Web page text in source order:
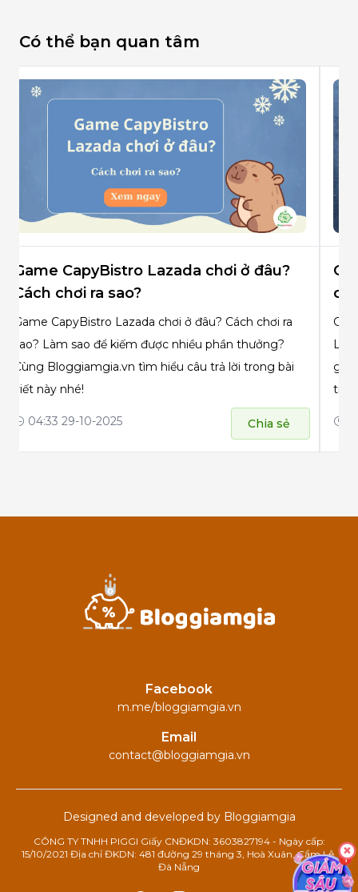
Có thể bạn quan tâm
Game Ludo Lazada chơi ở đâu? Cách
chơi thế nào?
Game Ludo Lazada chơi ở đâu? Cách chơi thế nào?
Làm sao để kiếm được nhiều Xu + LazRewards từ
game này? Cùng Bloggiamgia.vn tìm hiểu chi tiết
trong bài viết này nhé!
03:51 29-10-2025 Chia sẻ
này
Facebook
m.me/bloggiamgia.vn
Email
contact@bloggiamgia.vn
Designed and developed by Bloggiamgia
CÔNG TY TNHH PIGGI Giấy CNĐKDN: 3603827194 - Ngày cấp:
15/10/2021 Địa chỉ ĐKDN: 481 đường 29 tháng 3, Hoà Xuân, Cẩm Lệ,
Đà Nẵng